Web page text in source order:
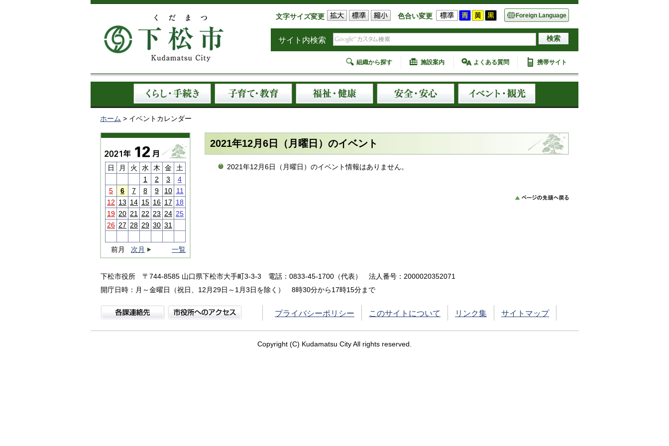
文字サイズ変更 色合い変更 Foreign Language
サイト内検索
組織から探す 施設案内 よくある質問 携帯サイト
ホーム > イベントカレンダー
日 月 火 水 木 金
土
1
2 3
4
5
6 7 8 9 10 11
12 13 14 15 16 17 18
19 20 21 22 23 24 25
26 27 28 29 30 31
前月 次月 一覧
2021年12月6日（月曜日）のイベント
2021年12月6日（月曜日）のイベント情報はありません。
下松市役所 〒744-8585 山口県下松市大手町3-3-3 電話：0833-45-1700（代表）
法人番号：2000020352071
開庁日時：月～金曜日（祝日、12月29日～1月3日を除く） 8時30分から17時15分まで
プライバシーポリシー このサイトについて リンク集 サイトマップ
Copyright (C) Kudamatsu City All rights reserved.